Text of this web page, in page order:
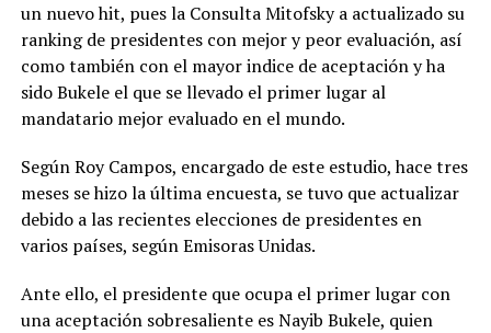
un nuevo hit, pues la Consulta Mitofsky a actualizado su
ranking de presidentes con mejor y peor evaluación, así
como también con el mayor indice de aceptación y ha
sido Bukele el que se llevado el primer lugar al
mandatario mejor evaluado en el mundo.
Según Roy Campos, encargado de este estudio, hace tres
meses se hizo la última encuesta, se tuvo que actualizar
debido a las recientes elecciones de presidentes en
varios países, según Emisoras Unidas.
Ante ello, el presidente que ocupa el primer lugar con
una aceptación sobresaliente es Nayib Bukele, quien